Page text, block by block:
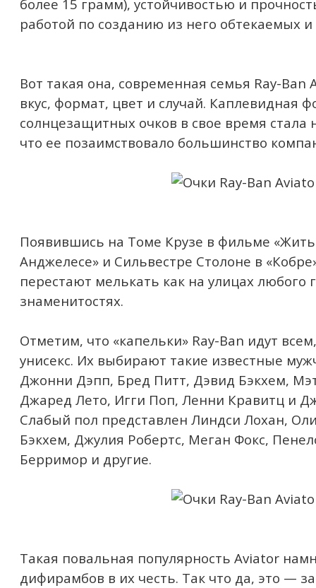
более 15 грамм), устойчивостью и
работой по созданию из него обтекаемых
Вот такая она, современная семья Ray-
вкус, формат, цвет и случай. Каплевидная
солнцезащитных очков в свое время стала
что ее позаимствовало большинство
Появившись на Томе Крузе в фильме
Анджелесе» и Сильвестре Столоне в
перестают мелькать как на улицах любого
знаменитостях.
Отметим, что «капельки» Ray-Ban идут
унисекс. Их выбирают такие известные
Джонни Дэпп, Бред Питт, Дэвид Бэкхем,
Джаред Лето, Игги Поп, Ленни Кравитц и
Слабый пол представлен Линдси Лохан,
Бэкхем, Джулия Робертс, Меган Фокс,
Берримор и другие.
Такая повальная популярность Aviator
дифирамбов в их честь. Так что да, это —